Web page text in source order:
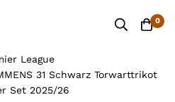
0
League
31 Schwarz Torwarttrikot
Set 2025/26